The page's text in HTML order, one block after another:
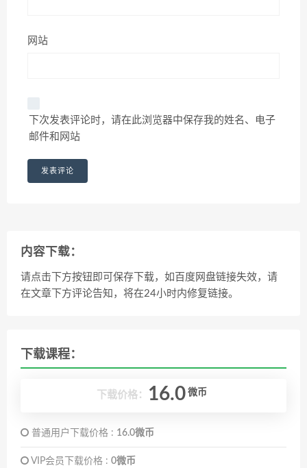
网站
下次发表评论时，请在此浏览器中保存我的姓名、电子
邮件和网站
内容下载：
请点击下方按钮即可保存下载，如百度网盘链接失效，请
在文章下方评论告知，将在24小时内修复链接。
下载课程：
下载价格： 16.0 微币
普通用户下载价格 : 16.0微币
VIP会员下载价格 : 0微币